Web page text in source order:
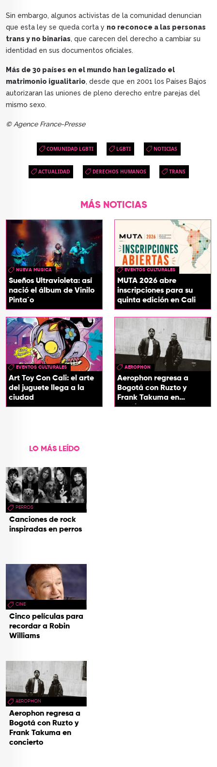
Sin embargo, algunos activistas de la comunidad denuncian
que esta ley se queda corta y no reconoce a las personas
trans y no binarias, que carecen del derecho a cambiar su
identidad en sus documentos oficiales.
Más de 30 países en el mundo han legalizado el
matrimonio igualitario, desde que en 2001 los Países Bajos
autorizaran las uniones de pleno derecho entre parejas del
mismo sexo.
© Agence France-Presse
COMUNIDAD LGBTI LGBTI NOTICIAS
ACTUALIDAD DERECHOS HUMANOS TRANS
MÁS NOTICIAS
NUEVA MUSICA
Sueños Ultravioleta: así
nació el álbum de Vinilo
Pinta´o
EVENTOS CULTURALES
MUTA 2026 abre
inscripciones para su
quinta edición en Cali
EVENTOS CULTURALES
Art Toy Con Cali: el arte
del juguete llega a la
ciudad
AEROPHON
Aerophon regresa a
Bogotá con Ruzto y
Frank Takuma en
concierto
LO MÁS LEÍDO
PERROS
Canciones de rock
inspiradas en perros
CINE
Cinco películas para
recordar a Robin
Williams
AEROPHON
Aerophon regresa a
Bogotá con Ruzto y
Frank Takuma en
concierto